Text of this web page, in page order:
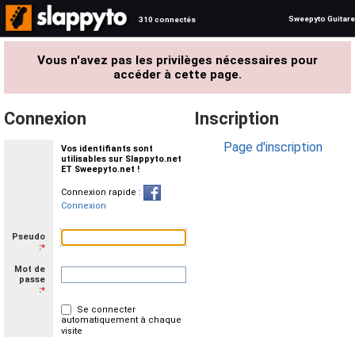
310 connectés Sweepyto Guitare
Vous n'avez pas les privilèges nécessaires pour
accéder à cette page.
Connexion
Vos identifiants sont
utilisables sur Slappyto.net
ET Sweepyto.net !
Connexion rapide :
Connexion
Pseudo
:*
Mot de
passe
:*
Se connecter
automatiquement à chaque
visite
Inscription
Page d'inscription